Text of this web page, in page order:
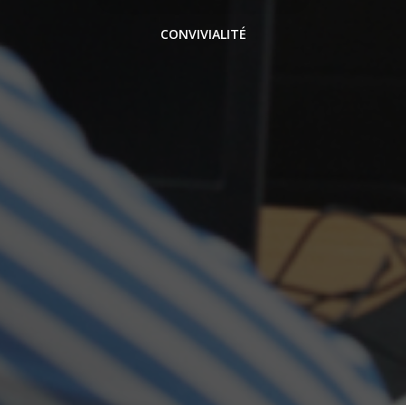
CONVIVIALITÉ